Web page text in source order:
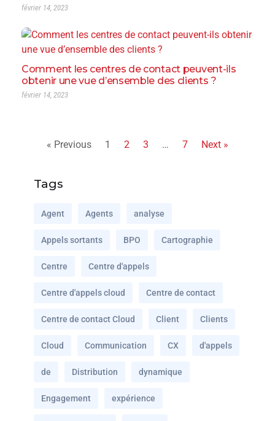
février 14, 2023
Comment les centres de contact peuvent-ils
obtenir une vue d’ensemble des clients ?
février 14, 2023
« Previous 1 2 3 … 7 Next »
Tags
Agent Agents analyse
Appels sortants BPO Cartographie
Centre Centre d'appels
Centre d'appels cloud Centre de contact
Centre de contact Cloud Client Clients
Cloud Communication CX d'appels
de Distribution dynamique
Engagement expérience